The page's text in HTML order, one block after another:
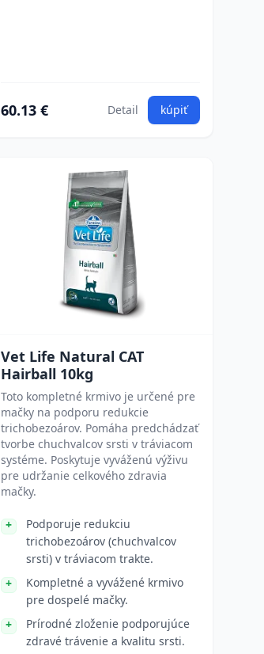
60.13 € Detail kúpiť
Vet Life Natural CAT
Hairball 10kg
Toto kompletné krmivo je určené pre
mačky na podporu redukcie
trichobezoárov. Pomáha predchádzať
tvorbe chuchvalcov srsti v tráviacom
systéme. Poskytuje vyváženú výživu
pre udržanie celkového zdravia
mačky.
Podporuje redukciu
trichobezoárov (chuchvalcov
srsti) v tráviacom trakte.
Kompletné a vyvážené krmivo
pre dospelé mačky.
Prírodné zloženie podporujúce
zdravé trávenie a kvalitu srsti.